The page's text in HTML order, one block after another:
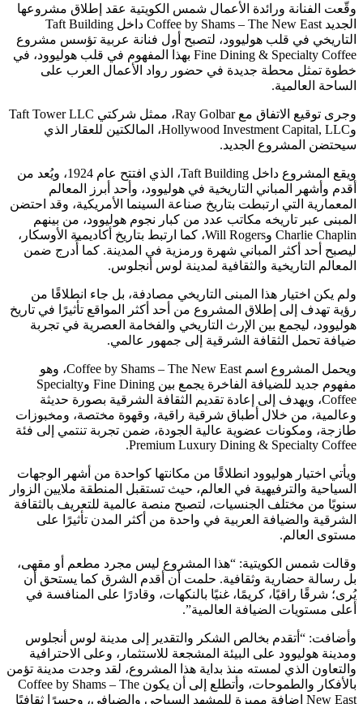
وقّعت الفنانة ورائدة الأعمال شمس الكويتية عقد إطلاق مشروعها
الجديد Coffee by Shams – The New East داخل Taft Building
التاريخي في قلب هوليوود، لتصبح أول فنانة عربية تؤسس مشروع
Fine Dining & Specialty Coffee بهذا المفهوم في قلب هوليوود، في
خطوة تمثل محطة جديدة في حضور رواد الأعمال العرب على
الساحة العالمية.
وجرى توقيع الاتفاق مع Ray Golbar، ممثل شركتي Taft Tower LLC
وHollywood Investment Capital, LLC، المالكتين للعقار الذي
سيحتضن المشروع الجديد.
ويقع المشروع داخل Taft Building، الذي افتتح عام 1924، ويُعد من
أقدم وأشهر المباني التاريخية في هوليوود، وأحد أبرز المعالم
المعمارية التي ارتبطت بتاريخ صناعة السينما الأمريكية، وقد احتضن
المبنى عبر تاريخه مكاتب عدد من كبار نجوم هوليوود، من بينهم
Charlie Chaplin وWill Rogers، كما ارتبط بتاريخ أكاديمية الأوسكار،
ليصبح أحد أكثر المباني شهرة ورمزية في المدينة. كما أُدرج ضمن
المعالم التاريخية والثقافية لمدينة لوس أنجلوس.
ولم يكن اختيار هذا المبنى التاريخي مصادفة، بل جاء انطلاقًا من
رؤية تهدف إلى إطلاق المشروع من أحد أكثر المواقع تأثيرًا في تاريخ
هوليوود، ليجمع بين الإرث التاريخي والفخامة العصرية في تجربة
ضيافة تحمل الثقافة الشرقية إلى جمهور عالمي.
ويحمل المشروع اسم Coffee by Shams – The New East، وهو
مفهوم جديد للضيافة الفاخرة يجمع بين Fine Dining وSpecialty
Coffee، ويهدف إلى إعادة تقديم الثقافة الشرقية بصورة حديثة
وعالمية، من خلال أطباق شرقية راقية، وقهوة مختصة، ومخبوزات
طازجة، ومكونات عضوية عالية الجودة، ضمن تجربة تنتمي إلى فئة
Premium Luxury Dining & Specialty Coffee.
ويأتي اختيار هوليوود انطلاقًا من مكانتها كواحدة من أشهر الوجهات
السياحية والترفيهية في العالم، حيث تستقبل المنطقة ملايين الزوار
سنويًا من مختلف الجنسيات، لتصبح منصة عالمية للتعريف بالثقافة
الشرقية والضيافة العربية في واحدة من أكثر المدن تأثيرًا على
مستوى العالم.
وقالت شمس الكويتية: “هذا المشروع ليس مجرد مطعم أو مقهى،
بل رسالة حضارية وثقافية. حلمت أن أقدم الشرق كما يستحق أن
يُرى؛ شرقًا راقيًا، كريمًا، غنيًا بالنكهات، وقادرًا على المنافسة في
أعلى مستويات الضيافة العالمية”.
وأضافت: “أتقدم بخالص الشكر والتقدير إلى مدينة لوس أنجلوس
ومدينة هوليوود على البيئة المشجعة للاستثمار، وعلى الاحترافية
والتعاون الذي لمسته منذ بداية هذا المشروع، لقد وجدت مدينة تؤمن
بالأفكار والطموحات، وأتطلع إلى أن يكون Coffee by Shams – The
New East إضافة مميزة للمشهد السياحي والضيافي، وجسرًا ثقافيًا